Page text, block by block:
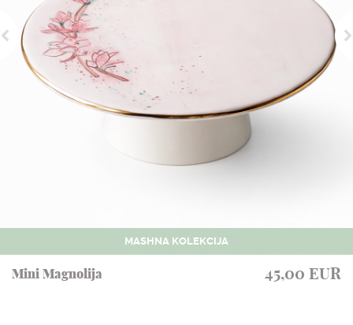
MASHNA KOLEKCIJA
Mini Magnolija 45,00 EUR